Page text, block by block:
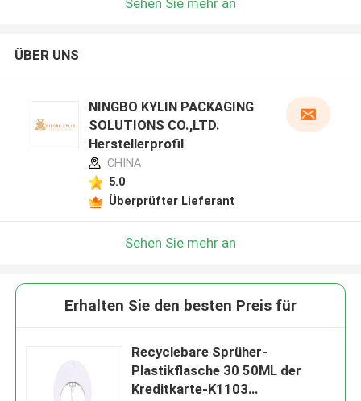
ÜBER UNS
NINGBO KYLIN PACKAGING
SOLUTIONS CO.,LTD.
Herstellerprofil
CHINA
5.0
Überprüfter Lieferant
Sehen Sie mehr an
Erhalten Sie den besten Preis für
Recyclebare Sprüher-
Plastikflasche 30 50ML der
Kreditkarte-K1103